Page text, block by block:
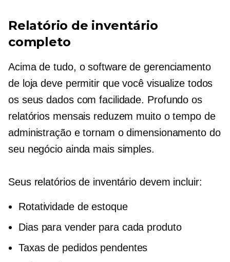
Relatório de inventário
completo
Acima de tudo, o software de gerenciamento
de loja deve permitir que você visualize todos
os seus dados com facilidade. Profundo os
relatórios mensais reduzem muito o tempo de
administração e tornam o dimensionamento do
seu negócio ainda mais simples.
Seus relatórios de inventário devem incluir:
Rotatividade de estoque
Dias para vender para cada produto
Taxas de pedidos pendentes